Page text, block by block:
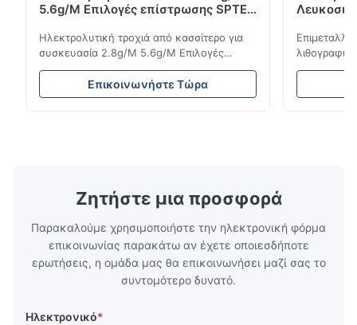
5.6g/M Επιλογές επίστρωσης SPTE
Ηλεκτρολυτική τροχιά από κασσίτερο για
συσκευασία 2.8g/M 5.6g/M Επιλογές
επίστρωσης SPTE TFS Ηλεκτρολυτική
τροχιά από κασσίτερο για συσκευασία -
2,8/2,8 & 5,6/5,6g/m Επιλογές επίστρωσης
Επικοινωνήστε Τώρα
τσαγιού
Ζητήστε μια προσφορά
Παρακαλούμε χρησιμοποιήστε την ηλεκτρονική φόρμα
επικοινωνίας παρακάτω αν έχετε οποιεσδήποτε
ερωτήσεις, η ομάδα μας θα επικοινωνήσει μαζί σας το
συντομότερο δυνατό.
Ηλεκτρονικό*